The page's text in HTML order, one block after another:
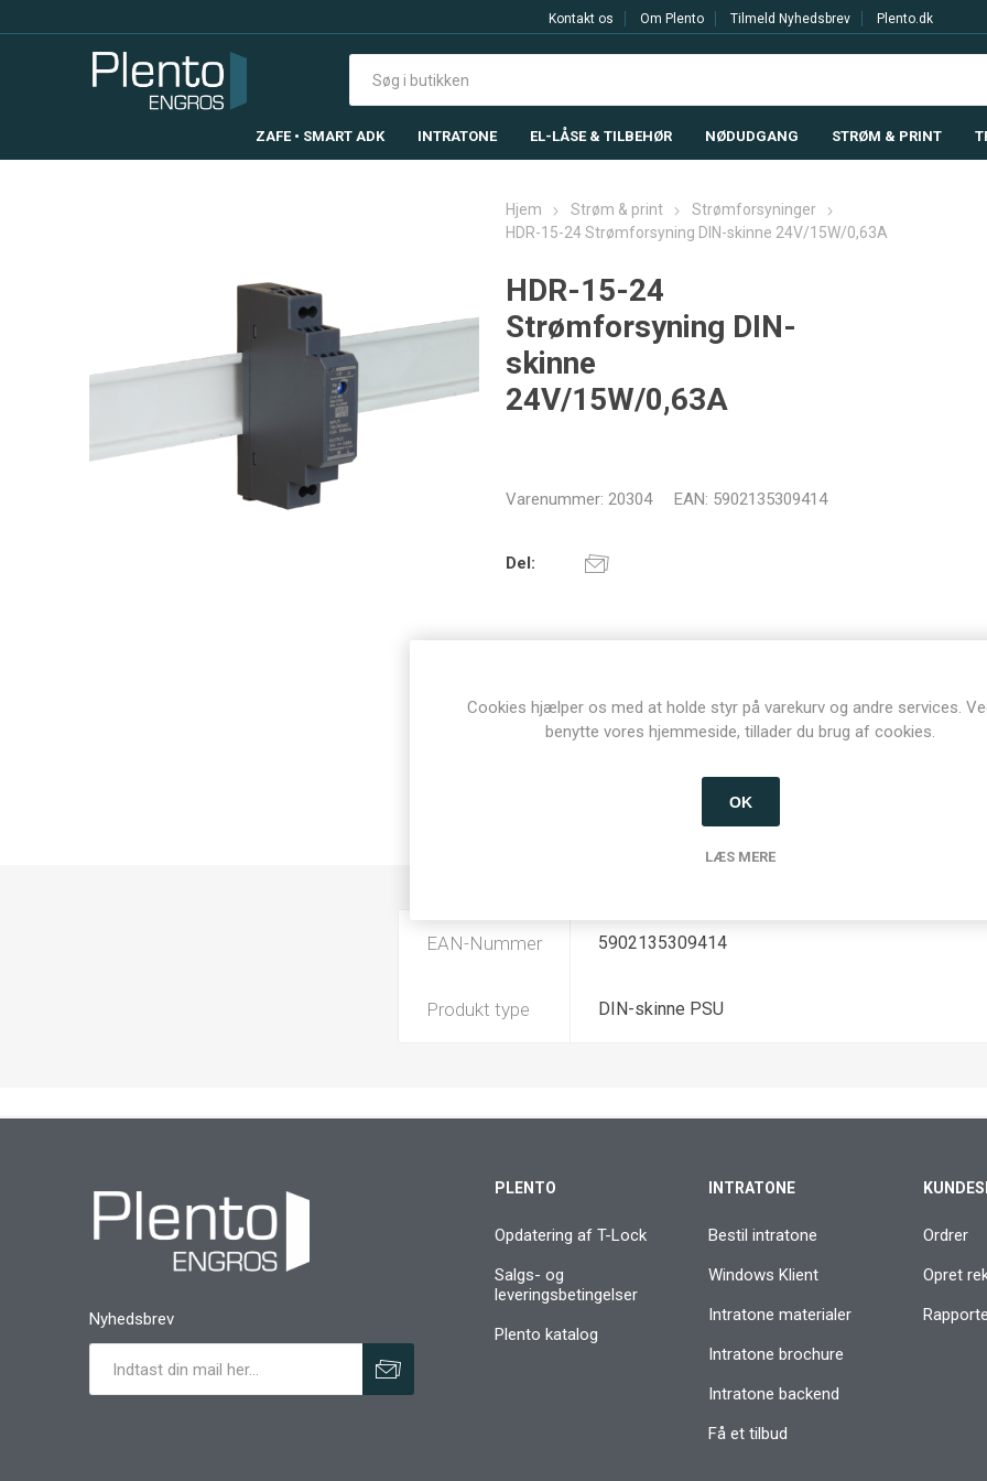
Kontakt os Om Plento Tilmeld Nyhedsbrev Plento.dk
ZAFE • SMART ADK INTRATONE EL-LÅSE & TILBEHØR NØDUDGANG STRØM & PRINT
Hjem Strøm & print
Strømforsyninger
HDR-15-24 Strømforsyning DIN-skinne 24V/15W/0,63A
HDR-15-24
Strømforsyning DIN-
skinne
24V/15W/0,63A
Varenummer: 20304 EAN: 5902135309414
Del:
EAN-Nummer 5902135309414
Produkt type DIN-skinne PSU
Nyhedsbrev
PLENTO
Opdatering af T-Lock
Salgs- og
leveringsbetingelser
Plento katalog
INTRATONE
Bestil intratone
Windows Klient
Intratone materialer
Intratone brochure
Intratone backend
Få et tilbud
Ordrer
Opret
Cookies hjælper os med at holde styr på varekurv og andre services.
benytte vores hjemmeside, tillader du brug af cookies.
OK
LÆS MERE